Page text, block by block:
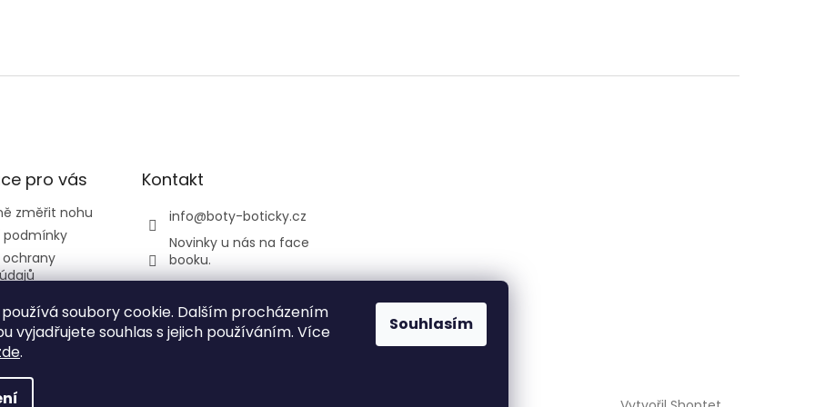
soubory cookie. Dalším procházením
vyjadřujete souhlas s jejich používáním. Více
.
Souhlasím
pro vás
změřit nohu
a Žirafa
Kontakt
info@boty-boticky.cz
Novinky u nás na face
booku.
listickatedi